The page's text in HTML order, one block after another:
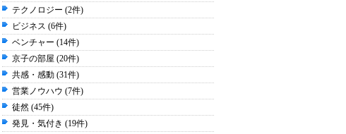
テクノロジー (2件)
ビジネス (6件)
ベンチャー (14件)
京子の部屋 (20件)
共感・感動 (31件)
営業ノウハウ (7件)
徒然 (45件)
発見・気付き (19件)